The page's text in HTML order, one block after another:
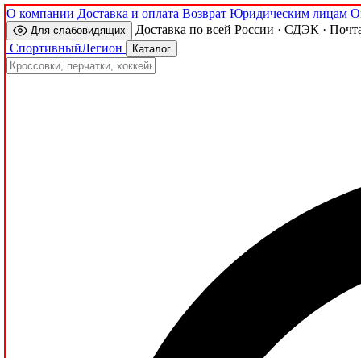
О компании Доставка и оплата Возврат Юридическим лицам
Для слабовидящих
Доставка по всей России · СДЭК ·
СпортивныйЛегион Каталог